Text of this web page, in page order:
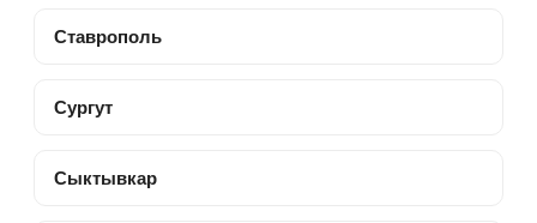
Ставрополь
Сургут
Сыктывкар